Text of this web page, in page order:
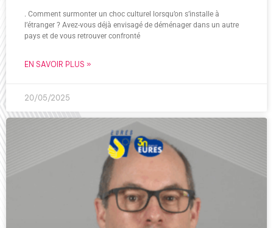
. Comment surmonter un choc culturel lorsqu’on s’installe à
l’étranger ? Avez-vous déjà envisagé de déménager dans un autre
pays et de vous retrouver confronté
EN SAVOIR PLUS »
20/05/2025